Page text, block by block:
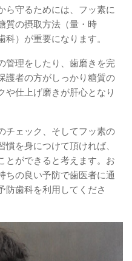
ら守るためには、フッ素に
質の摂取方法（量・時
科）が重要になります。
管理をしたり、歯磨きを完
護者の方がしっかり糖質の
や仕上げ磨きが肝心となり
チェック、そしてフッ素の
を身につけて頂ければ、
とができると考えます。お
ちの良い予防で歯医者に通
防歯科を利用してくださ